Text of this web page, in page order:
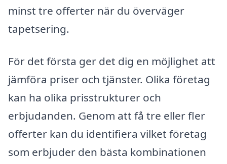
minst tre offerter när du överväger
tapetsering.
För det första ger det dig en möjlighet att
jämföra priser och tjänster. Olika företag
kan ha olika prisstrukturer och
erbjudanden. Genom att få tre eller fler
offerter kan du identifiera vilket företag
som erbjuder den bästa kombinationen